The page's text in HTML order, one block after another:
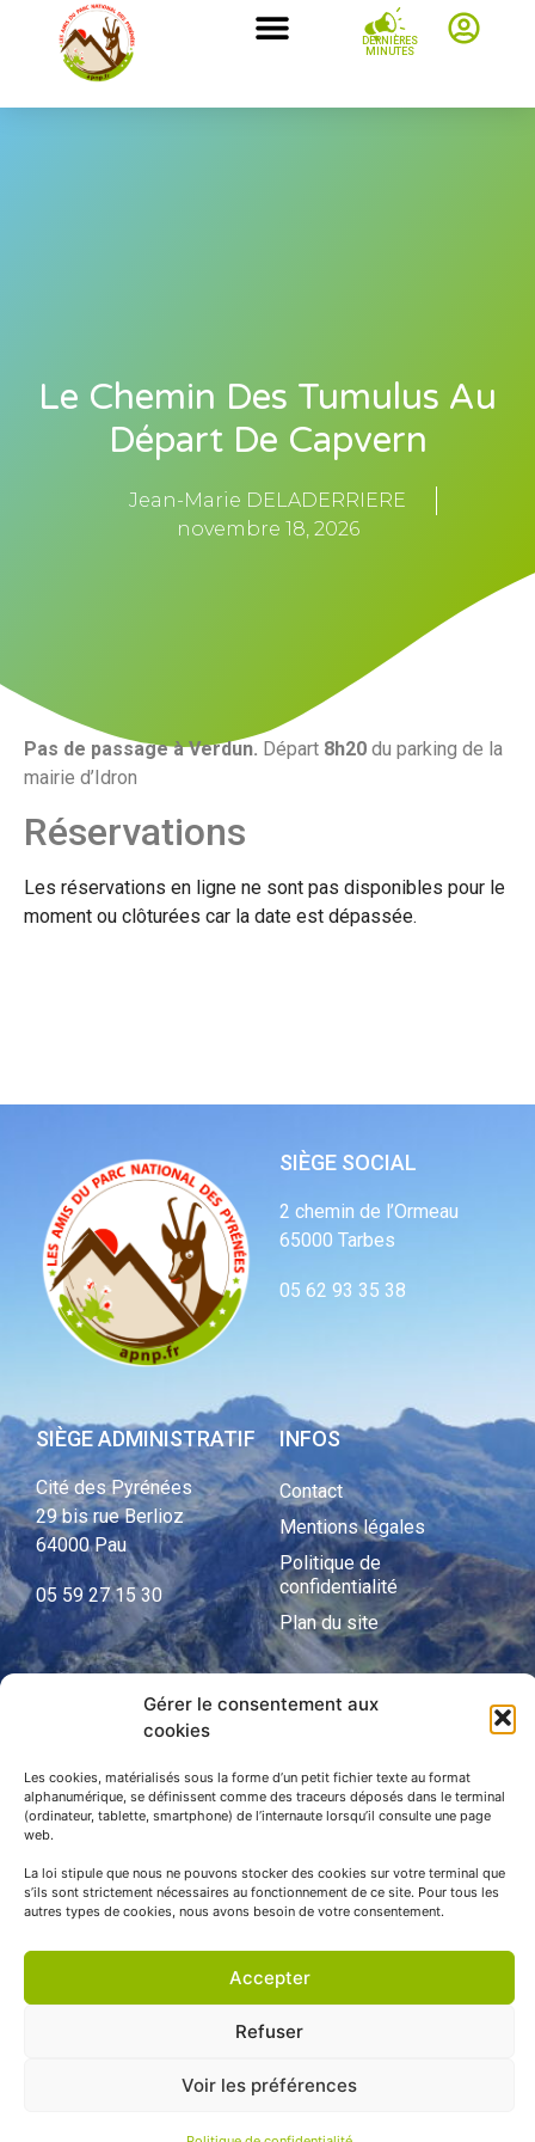
Gérer le consentement aux
cookies
Les cookies, matérialisés sous la forme d’un petit fichier texte au format
alphanumérique, se définissent comme des traceurs déposés dans le terminal
(ordinateur, tablette, smartphone) de l’internaute lorsqu’il consulte une page
web.
La loi stipule que nous ne pouvons stocker des cookies sur votre terminal que
s’ils sont strictement nécessaires au fonctionnement de ce site. Pour tous les
autres types de cookies, nous avons besoin de votre consentement.
Accepter
Refuser
Voir les préférences
DERNIÈRES
MINUTES
Le Chemin Des Tumulus Au
Départ De Capvern
Jean-Marie DELADERRIERE
novembre 18, 2026
Pas de passage à Verdun. Départ 8h20 du parking de la
mairie d’Idron
Réservations
Les réservations en ligne ne sont pas disponibles pour le
moment ou clôturées car la date est dépassée.
SIÈGE SOCIAL
2 chemin de l’Ormeau
65000 Tarbes
05 62 93 35 38
SIÈGE ADMINISTRATIF
Cité des Pyrénées
29 bis rue Berlioz
64000 Pau
05 59 27 15 30
INFOS
Contact
Mentions légales
Politique de
confidentialité
Plan du site
Parc national des Pyrénées
© APNP Copyright Tous droits réservés © 1970 - 2023 | Une
réalisation Happiness -Agence de communication